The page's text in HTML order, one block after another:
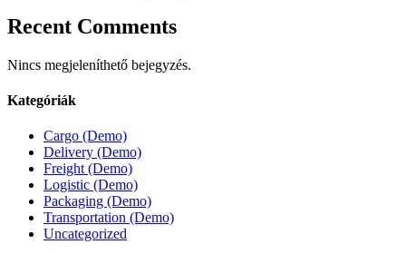
Recent Comments
Nincs megjeleníthető bejegyzés.
Kategóriák
Cargo (Demo)
Delivery (Demo)
Freight (Demo)
Logistic (Demo)
Packaging (Demo)
Transportation (Demo)
Uncategorized